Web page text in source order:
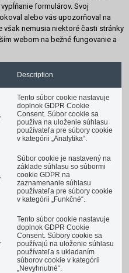
formulárov. Svoj
alebo vás upozorňoval na
nemusia niektoré časti stránky
webom na bežné fungovanie a
Description
Tento súbor cookie nastavuje
doplnok GDPR Cookie
Consent. Súbor cookie sa
používa na uloženie súhlasu
používateľa pre súbory cookie
v kategórii „Analytika“.
Súbor cookie je nastavený na
základe súhlasu so súbormi
cookie GDPR na
zaznamenanie súhlasu
používateľa pre súbory cookie
v kategórii „Funkčné“.
Tento súbor cookie nastavuje
doplnok GDPR Cookie
Consent. Súbory cookie sa
používajú na uloženie súhlasu
používateľa s ukladaním
súborov cookie v kategórii
„Nevyhnutné“.